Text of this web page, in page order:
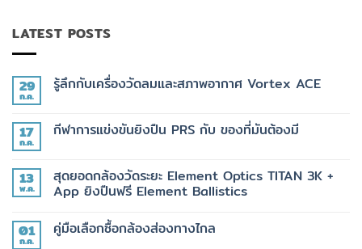
LATEST POSTS
29
ก.ค.
รู้ลึกกับเครื่องวัดลมและสภาพอากาศ Vortex ACE
เห็น
บน
เครื่อง
วัด
ลม
อากาศ
Vortex
17
ก.ค.
กีฬาการแข่งขันยิงปืน PRS กับ ของที่มันต้องมี
บน
กีฬา
การ
ยิง
ปืน
PRS
13
พ.ค.
สุดยอดกล้องวัดระยะ Element Optics TITAN 3K +
App ยิงปืนฟรี Element Ballistics
ความ
เห็น
บน
01
ก.ค.
คู่มือเลือกซื้อกล้องส่องทางไกล